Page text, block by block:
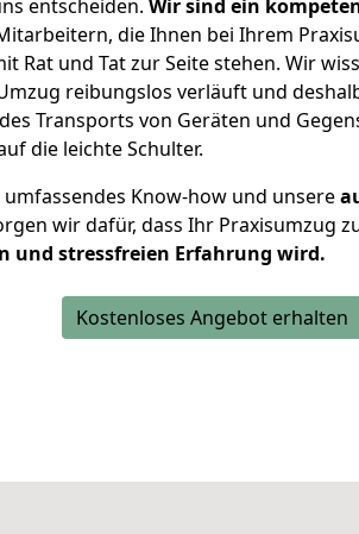
entscheiden. Wir sind ein
die Ihnen bei Ihrem
Rat und Tat zur Seite stehen. Wir
reibungslos verläuft und
Transports von Geräten und
die leichte Schulter.
Know-how und unsere
wir dafür, dass Ihr Praxisumzug
und stressfreien Erfahrung wird.
Kostenloses Angebot erhalten